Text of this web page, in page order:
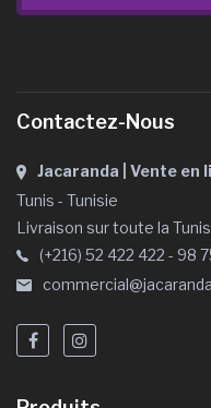
Contactez-Nous
Jacaranda | Vente en
Tunis - Tunisie
Livraison sur toute la
(+216) 52 422 422 - 98